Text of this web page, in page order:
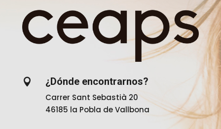
 ¿Dónde encontrarnos?
Carrer Sant Sebastià 20
46185 la Pobla de Vallbona